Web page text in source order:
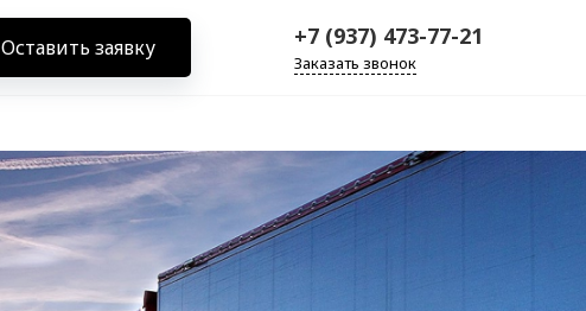
Оставить заявку +7 (937) 473-77-21
Заказать звонок